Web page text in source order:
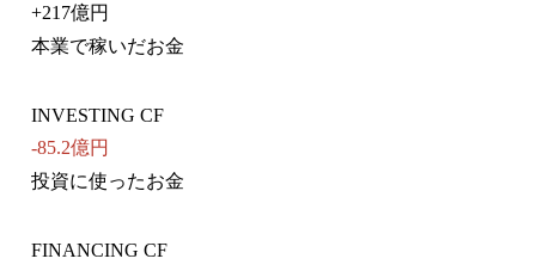
+217億円
本業で稼いだお金
INVESTING CF
-85.2億円
投資に使ったお金
FINANCING CF